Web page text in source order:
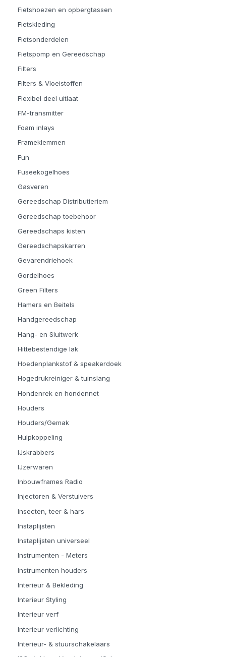
Fietshoezen en opbergtassen
Fietskleding
Fietsonderdelen
Fietspomp en Gereedschap
Filters
Filters & Vloeistoffen
Flexibel deel uitlaat
FM-transmitter
Foam inlays
Frameklemmen
Fun
Fuseekogelhoes
Gasveren
Gereedschap Distributieriem
Gereedschap toebehoor
Gereedschaps kisten
Gereedschapskarren
Gevarendriehoek
Gordelhoes
Green Filters
Hamers en Beitels
Handgereedschap
Hang- en Sluitwerk
Hittebestendige lak
Hoedenplankstof & speakerdoek
Hogedrukreiniger & tuinslang
Hondenrek en hondennet
Houders
Houders/Gemak
Hulpkoppeling
IJskrabbers
IJzerwaren
Inbouwframes Radio
Injectoren & Verstuivers
Insecten, teer & hars
Instaplijsten
Instaplijsten universeel
Instrumenten - Meters
Instrumenten houders
Interieur & Bekleding
Interieur Styling
Interieur verf
Interieur verlichting
Interieur- & stuurschakelaars